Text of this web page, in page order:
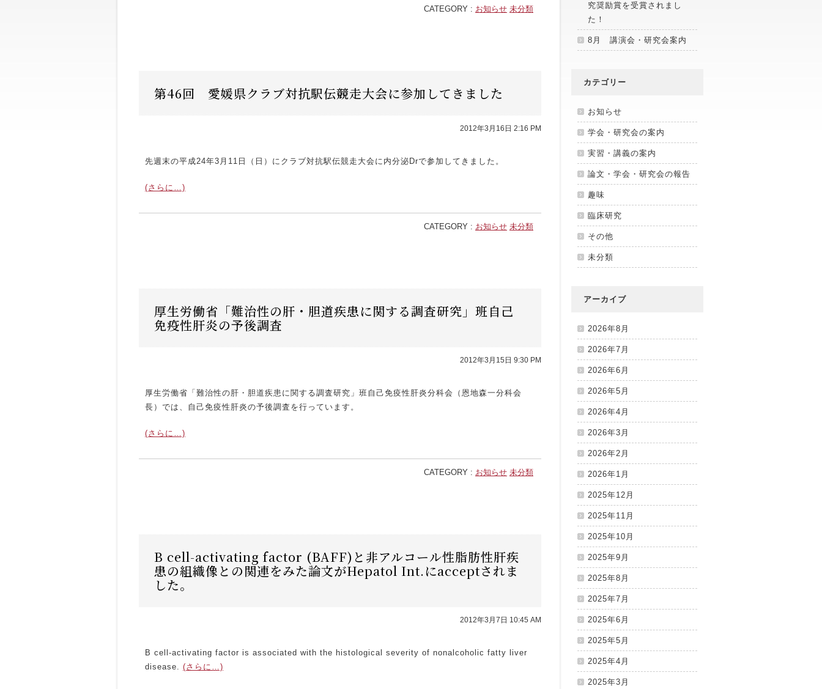
CATEGORY : お知らせ 未分類
第46回 愛媛県クラブ対抗駅伝競走大会に参加してきました
2012年3月16日 2:16 PM
先週末の平成24年3月11日（日）にクラブ対抗駅伝競走大会に内分泌Drで参加してきました。
(さらに…)
CATEGORY : お知らせ 未分類
厚生労働省「難治性の肝・胆道疾患に関する調査研究」班自己
免疫性肝炎の予後調査
2012年3月15日 9:30 PM
厚生労働省「難治性の肝・胆道疾患に関する調査研究」班自己免疫性肝炎分科会（恩地森一分科会
長）では、自己免疫性肝炎の予後調査を行っています。
(さらに…)
CATEGORY : お知らせ 未分類
B cell-activating factor (BAFF)と非アルコール性脂肪性肝疾
患の組織像との関連をみた論文がHepatol Int.にacceptされま
した。
2012年3月7日 10:45 AM
B cell-activating factor is associated with the histological severity of nonalcoholic fatty liver
disease. (さらに…)
究奨励賞を受賞されまし
た！
8月 講演会・研究会案内
カテゴリー
お知らせ
学会・研究会の案内
実習・講義の案内
論文・学会・研究会の報告
趣味
臨床研究
その他
未分類
アーカイブ
2026年8月
2026年7月
2026年6月
2026年5月
2026年4月
2026年3月
2026年2月
2026年1月
2025年12月
2025年11月
2025年10月
2025年9月
2025年8月
2025年7月
2025年6月
2025年5月
2025年4月
2025年3月